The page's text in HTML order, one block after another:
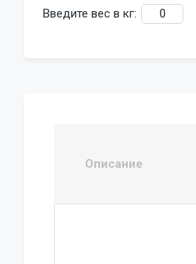
Введите вес в кг:
Описание